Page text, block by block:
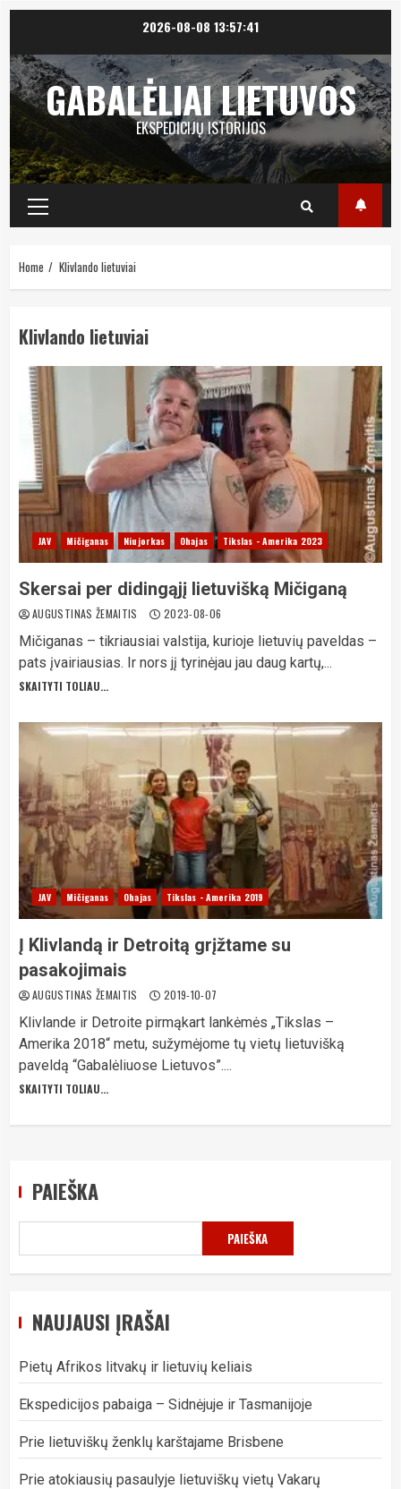
content
2026-08-08 13:57:41
GABALĖLIAI LIETUVOS
EKSPEDICIJŲ ISTORIJOS
Primary
Menu
Home Klivlando lietuviai
Klivlando lietuviai
JAV Mičiganas Niujorkas Ohajas Tikslas - Amerika 2023
Skersai per didingąjį lietuvišką Mičiganą
AUGUSTINAS ŽEMAITIS 2023-08-06
Mičiganas – tikriausiai valstija, kurioje lietuvių paveldas –
pats įvairiausias. Ir nors jį tyrinėjau jau daug kartų,...
SKAITYTI TOLIAU...
JAV Mičiganas Ohajas Tikslas - Amerika 2019
Į Klivlandą ir Detroitą grįžtame su
pasakojimais
AUGUSTINAS ŽEMAITIS 2019-10-07
Klivlande ir Detroite pirmąkart lankėmės „Tikslas –
Amerika 2018“ metu, sužymėjome tų vietų lietuvišką
paveldą “Gabalėliuose Lietuvos”....
SKAITYTI TOLIAU...
PAIEŠKA
PAIEŠKA
NAUJAUSI ĮRAŠAI
Pietų Afrikos litvakų ir lietuvių keliais
Ekspedicijos pabaiga – Sidnėjuje ir Tasmanijoje
Prie lietuviškų ženklų karštajame Brisbene
Prie atokiausių pasaulyje lietuviškų vietų Vakarų